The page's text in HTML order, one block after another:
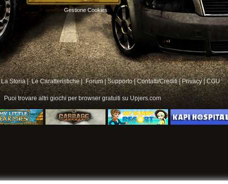
La Storia | Le Caratteristiche | Forum|Supporto|Contatti/Crediti|Privacy|CGU
Puoi trovare altrigiochi per browser gratuiti su Upjers.com
Gestione Cookies